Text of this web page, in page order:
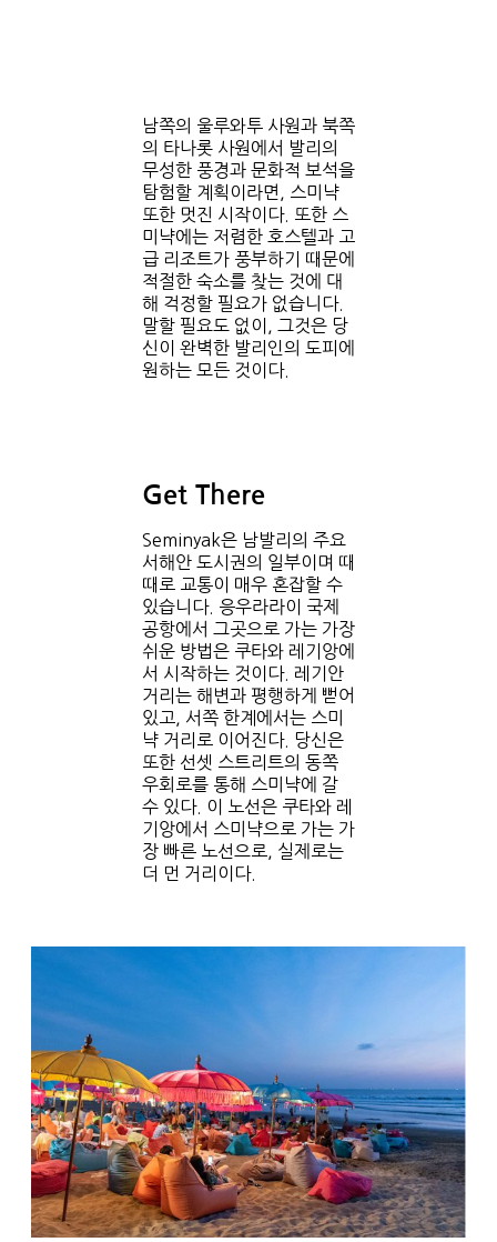
남쪽의 울루와투 사원과 북쪽
의 타나롯 사원에서 발리의
무성한 풍경과 문화적 보석을
탐험할 계획이라면, 스미냑
또한 멋진 시작이다. 또한 스
미냑에는 저렴한 호스텔과 고
급 리조트가 풍부하기 때문에
적절한 숙소를 찾는 것에 대
해 걱정할 필요가 없습니다.
말할 필요도 없이, 그것은 당
신이 완벽한 발리인의 도피에
원하는 모든 것이다.
Get There
Seminyak은 남발리의 주요
서해안 도시권의 일부이며 때
때로 교통이 매우 혼잡할 수
있습니다. 응우라라이 국제
공항에서 그곳으로 가는 가장
쉬운 방법은 쿠타와 레기앙에
서 시작하는 것이다. 레기안
거리는 해변과 평행하게 뻗어
있고, 서쪽 한계에서는 스미
냑 거리로 이어진다. 당신은
또한 선셋 스트리트의 동쪽
우회로를 통해 스미냑에 갈
수 있다. 이 노선은 쿠타와 레
기앙에서 스미냑으로 가는 가
장 빠른 노선으로, 실제로는
더 먼 거리이다.